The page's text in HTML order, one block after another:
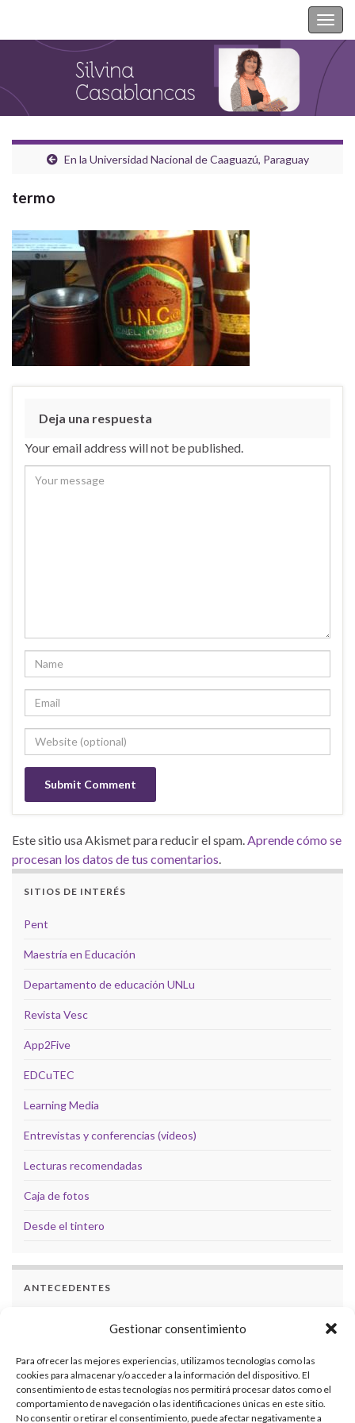
Gestionar consentimiento
Para ofrecer las mejores experiencias, utilizamos tecnologías como las
cookies para almacenar y/o acceder a la información del dispositivo. El
consentimiento de estas tecnologías nos permitirá procesar datos como el
comportamiento de navegación o las identificaciones únicas en este sitio.
No consentir o retirar el consentimiento, puede afectar negativamente a
En la Universidad Nacional de Caaguazú, Paraguay
termo
Deja una respuesta
Your email address will not be published.
Este sitio usa Akismet para reducir el spam. Aprende cómo se
procesan los datos de tus comentarios
SITIOS DE INTERÉS
Pent
Maestría en Educación
Departamento de educación UNLu
Revista Vesc
App2Five
EDCuTEC
Learning Media
Entrevistas y conferencias (videos)
Lecturas recomendadas
Caja de fotos
Desde el tintero
ANTECEDENTES
Investigaciones
Eventos académicos